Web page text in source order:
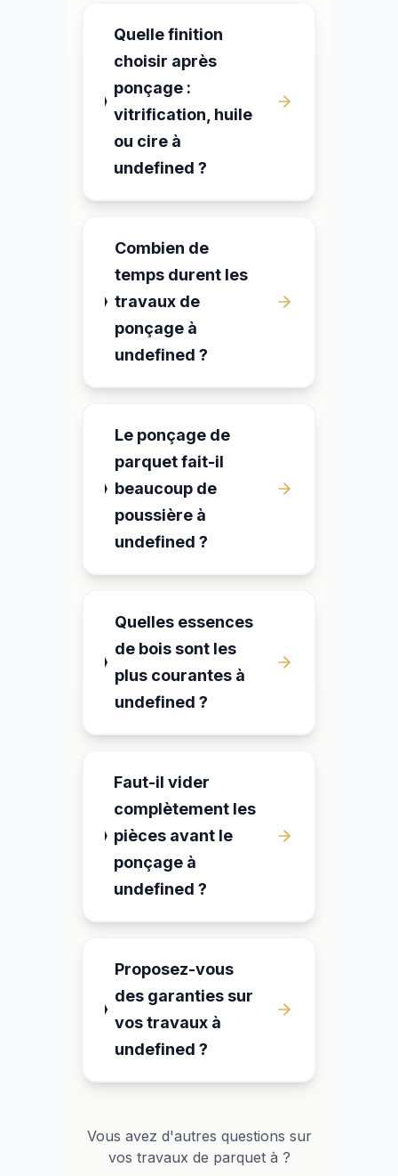
Quelle finition
choisir après
ponçage :
vitrification, huile
ou cire à
undefined ?
Combien de
temps durent les
travaux de
ponçage à
undefined ?
Le ponçage de
parquet fait-il
beaucoup de
poussière à
undefined ?
Quelles essences
de bois sont les
plus courantes à
undefined ?
Faut-il vider
complètement les
pièces avant le
ponçage à
undefined ?
Proposez-vous
des garanties sur
vos travaux à
undefined ?
Vous avez d'autres questions sur
vos travaux de parquet à ?